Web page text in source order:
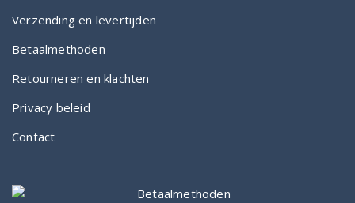
Verzending en levertijden
Betaalmethoden
Retourneren en klachten
Privacy beleid
Contact